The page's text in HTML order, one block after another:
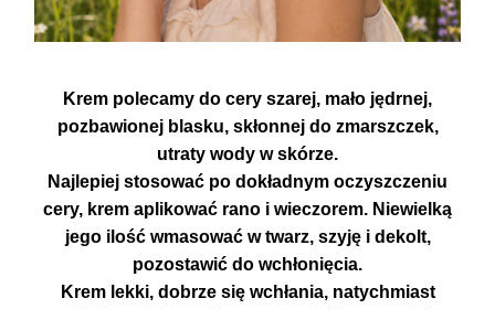
Krem polecamy do cery szarej, mało jędrnej,
pozbawionej blasku, skłonnej do zmarszczek,
utraty wody w skórze.
Najlepiej stosować po dokładnym oczyszczeniu
cery, krem aplikować rano i wieczorem. Niewielką
jego ilość wmasować w twarz, szyję i dekolt,
pozostawić do wchłonięcia.
Krem lekki, dobrze się wchłania, natychmiast